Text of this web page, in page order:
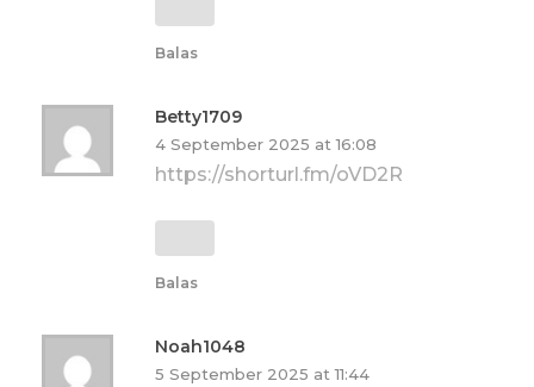
Balas
Betty1709
4 September 2025 at 16:08
https://shorturl.fm/oVD2R
Balas
Noah1048
5 September 2025 at 11:44